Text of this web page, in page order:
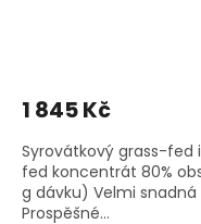
1 845 Kč
Syrovátkový grass-fed
fed koncentrát 80%
g dávku) Velmi
Prospěšné...